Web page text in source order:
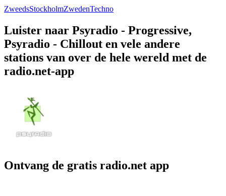
ZweedsStockholmZwedenTechno
Luister naar Psyradio - Progressive,
Psyradio - Chillout en vele andere
stations van over de hele wereld met de
radio.net-app
Ontvang de gratis radio.net app